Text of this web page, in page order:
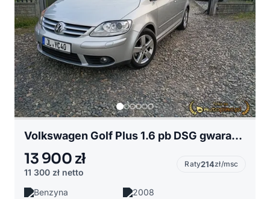
Volkswagen Golf Plus 1.6 pb DSG gwarancja top auto.
13 900 zł
11 300 zł netto
Raty214zł/msc
Benzyna
2008